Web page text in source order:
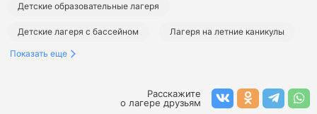
Детские образовательные лагеря
Детские лагеря с бассейном Лагеря на летние каникулы
Детские лагеря в Подмосковье
Образовательные лагеря в Подмосковье
Показать еще
Расскажите
о лагере друзьям